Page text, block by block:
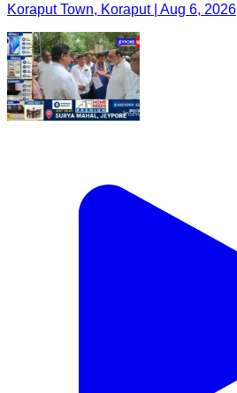
Koraput Town, Koraput | Aug 6, 2026